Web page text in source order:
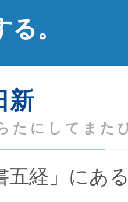
。
新
たにしてまた
五経」にあ